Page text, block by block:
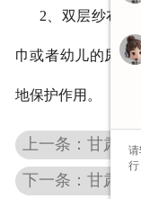
2 、双层纱布
巾或者幼儿的尿布
地保护作用。
上一条：甘肃耳
下一条：甘肃易